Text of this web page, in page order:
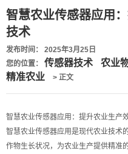
智慧农业传感器应用
技术
发布时间： 2025年3月25日
您的位置： 传感器技术 农业
精准农业
> 正文
智慧农业传感器应用：提升农业生产
智慧农业传感器应用是现代农业技术
作物生长状况，为农业生产提供精准